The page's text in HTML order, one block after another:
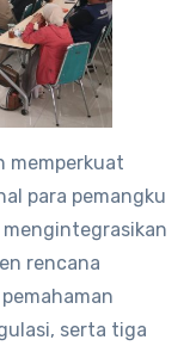
memperkuat
para pemangku
rencana
serta tiga